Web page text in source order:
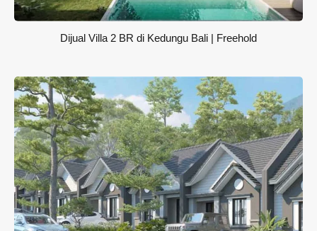
Dijual Villa 2 BR di Kedungu Bali | Freehold